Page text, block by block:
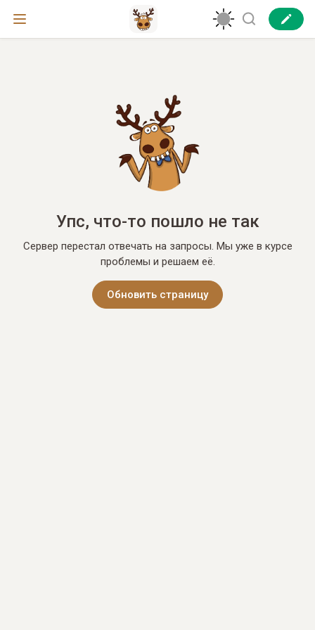
Упс, что-то пошло не так
Сервер перестал отвечать на запросы. Мы уже в курсе
проблемы и решаем её.
Обновить страницу